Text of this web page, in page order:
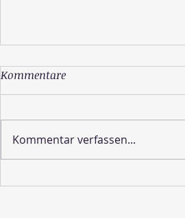
Kommentare
Kommentar verfassen...